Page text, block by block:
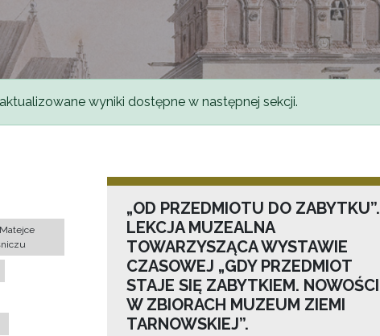
wyniki dostępne w następnej sekcji.
„OD PRZEDMIOTU DO ZABYTKU”.
LEKCJA MUZEALNA
TOWARZYSZĄCA WYSTAWIE
CZASOWEJ „GDY PRZEDMIOT
STAJE SIĘ ZABYTKIEM. NOWOŚCI
W ZBIORACH MUZEUM ZIEMI
TARNOWSKIEJ”.